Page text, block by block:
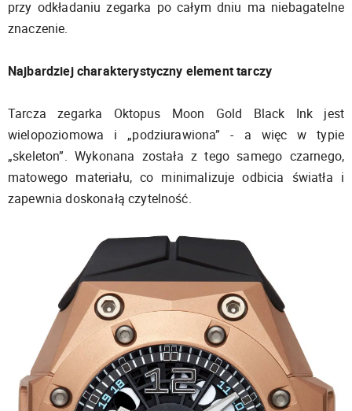
przy odkładaniu zegarka po całym dniu ma niebagatelne
znaczenie.
Najbardziej charakterystyczny element tarczy
Tarcza zegarka Oktopus Moon Gold Black Ink jest
wielopoziomowa i „podziurawiona” - a więc w typie
„skeleton”. Wykonana została z tego samego czarnego,
matowego materiału, co minimalizuje odbicia światła i
zapewnia doskonałą czytelność.